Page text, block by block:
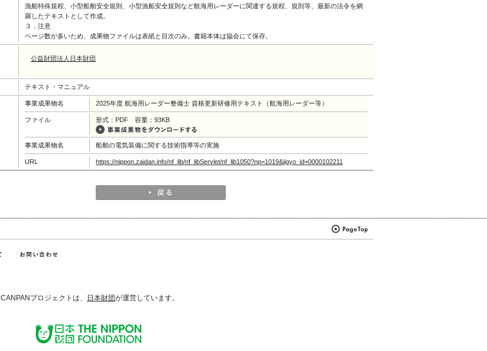
漁船特殊規程、小型船舶安全規則、小型漁船安全規則など航海用レーダーに関連する規程、規則等、最新の法令を網
羅したテキストとして作成。
３．注意
ページ数が多いため、成果物ファイルは表紙と目次のみ。書籍本体は協会にて保存。
公益財団法人日本財団
テキスト・マニュアル
事業成果物名 2025年度 航海用レーダー整備士 資格更新研修用テキスト（航海用レーダー等）
ファイル 形式：PDF 容量：93KB
事業成果物名 船舶の電気装備に関する技術指導等の実施
URL https://nippon.zaidan.info/nf_lib/nf_libServlet/nf_lib1050?np=1019&jigyo_id=0000102211
CANPANプロジェクトは、 日本財団が運営しています。